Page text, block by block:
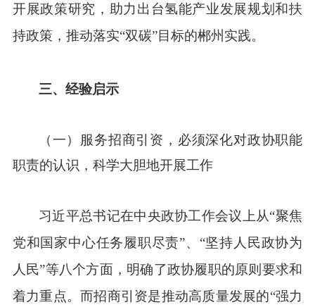
开展政策研究，助力出台氢能产业发展规划和扶
持政策，推动落实“双碳”目标的郴州实践。
三、 经验启示
（一） 服务招商引资，必须深化对政协职能
职责的认识，科学大胆地开展工作
习近平总书记在中央政协工作会议上从“聚焦
党和国家中心任务履职尽责”、“坚持人民政协为
人民”等八个方面，明确了政协履职的原则要求和
着力重点。而招商引资是推动高质量发展的“强力